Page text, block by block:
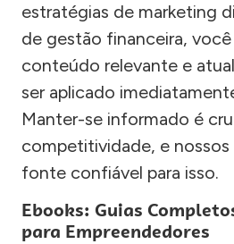
estratégias de marketing
de gestão financeira,
conteúdo relevante e
ser aplicado
Manter-se informado é
competitividade, e nossos
fonte confiável para isso.
Ebooks: Guias
para Empreendedores